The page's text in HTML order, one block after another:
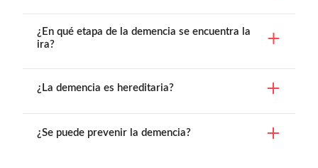
¿En qué etapa de la demencia se encuentra la
ira?
¿La demencia es hereditaria?
¿Se puede prevenir la demencia?